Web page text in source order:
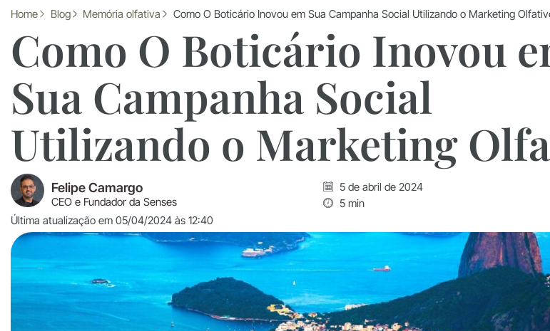
Home Blog Memória olfativa Como O Boticário Inovou em Sua Campanha Social Utilizando o Marketing
Como O Boticário Inovou
Sua Campanha Social
Utilizando o Marketing
Felipe Camargo
CEO e Fundador da Senses
5 de abril de 2024
5 min
Última atualização em 05/04/2024 às 12:40